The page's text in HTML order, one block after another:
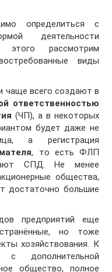
определиться с
деятельности
этого рассмотрим
виды
чаще всего создают в
ответственностью
(ЧП), а в некоторых
будет даже не
а регистрация
, то есть ФЛП
СПД. Не менее
общества,
достаточно большие
предприятий еще
но тоже
хозяйствования. К
дополнительной
общество, полное